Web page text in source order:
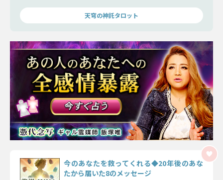
天穹の神託タロット
今のあなたを救ってくれる◆20年後のあな
たから届いた8のメッセージ